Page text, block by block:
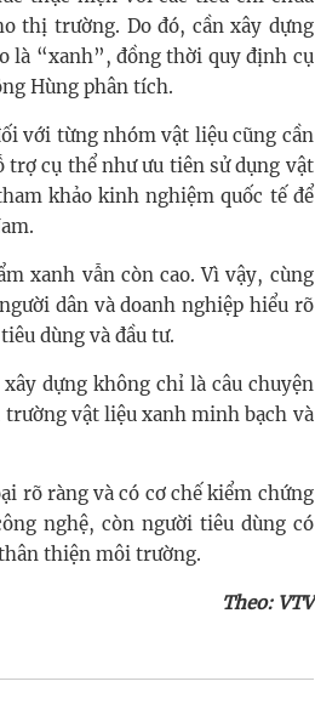
thị trường. Do đó, cần xây dựng
là “xanh”, đồng thời quy định cụ
Hùng phân tích.
với từng nhóm vật liệu cũng cần
trợ cụ thể như ưu tiên sử dụng vật
khảo kinh nghiệm quốc tế để
xanh vẫn còn cao. Vì vậy, cùng
dân và doanh nghiệp hiểu rõ
dùng và đầu tư.
dựng không chỉ là câu chuyện
vật liệu xanh minh bạch và
rõ ràng và có cơ chế kiểm chứng
nghệ, còn người tiêu dùng có
thiện môi trường.
Theo: VTV